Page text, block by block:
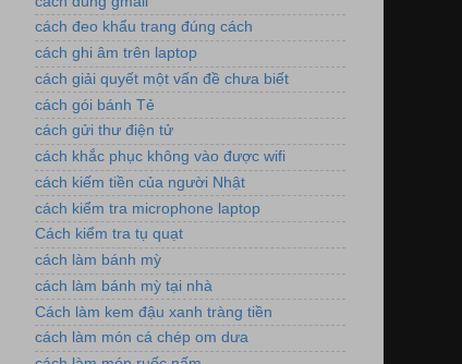
cách đeo khẩu trang đúng cách
cách ghi âm trên laptop
cách giải quyết một vấn đề chưa biết
cách gói bánh Tẻ
cách gửi thư điện tử
cách khắc phục không vào được wifi
cách kiếm tiền của người Nhật
cách kiểm tra microphone laptop
Cách kiểm tra tụ quạt
cách làm bánh mỳ
cách làm bánh mỳ tại nhà
Cách làm kem đậu xanh tràng tiền
cách làm món cá chép om dưa